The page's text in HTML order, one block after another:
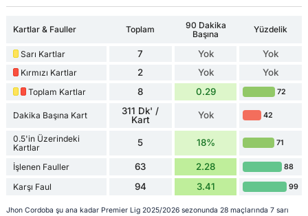
Kartlar & Fauller Toplam
90 Dakika
Başına
Yüzdelik
Sarı Kartlar 7 Yok Yok
Kırmızı Kartlar 2 Yok Yok
Toplam Kartlar 8 0.29 72
Dakika Başına Kart
311 Dk' /
Kart
Yok 42
0.5'in Üzerindeki
Kartlar
5 18% 71
İşlenen Fauller 63 2.28 88
Karşı Faul 94 3.41 99
Jhon Cordoba şu ana kadar Premier Lig 2025/2026 sezonunda 28 maçlarında 7 sarı